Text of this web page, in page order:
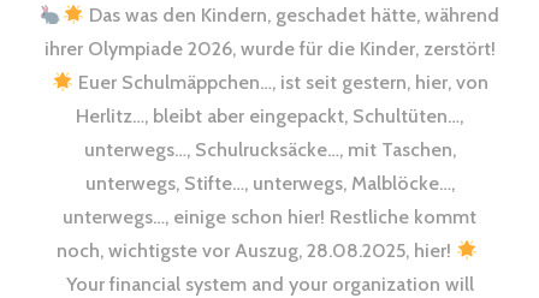
Das was den Kindern, geschadet hätte, während
ihrer Olympiade 2026, wurde für die Kinder, zerstört!
Euer Schulmäppchen…, ist seit gestern, hier, von
Herlitz…, bleibt aber eingepackt, Schultüten…,
unterwegs…, Schulrucksäcke…, mit Taschen,
unterwegs, Stifte…, unterwegs, Malblöcke…,
unterwegs…, einige schon hier! Restliche kommt
noch, wichtigste vor Auszug, 28.08.2025, hier!
Your financial system and your organization will